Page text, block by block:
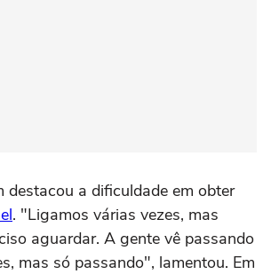
destacou a dificuldade em obter
. "Ligamos várias vezes, mas
aguardar. A gente vê passando
mas só passando", lamentou. Em